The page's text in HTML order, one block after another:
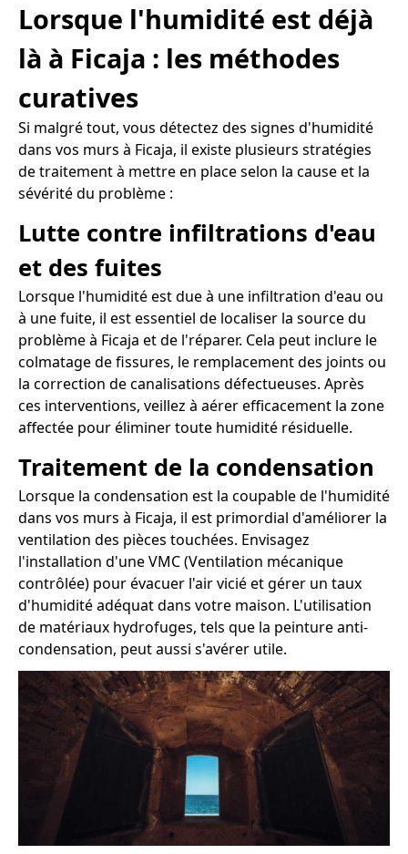
Lorsque l'humidité est déjà
là à Ficaja : les méthodes
curatives
Si malgré tout, vous détectez des signes d'humidité
dans vos murs à Ficaja, il existe plusieurs stratégies
de traitement à mettre en place selon la cause et la
sévérité du problème :
Lutte contre infiltrations d'eau
et des fuites
Lorsque l'humidité est due à une infiltration d'eau ou
à une fuite, il est essentiel de localiser la source du
problème à Ficaja et de l'réparer. Cela peut inclure le
colmatage de fissures, le remplacement des joints ou
la correction de canalisations défectueuses. Après
ces interventions, veillez à aérer efficacement la zone
affectée pour éliminer toute humidité résiduelle.
Traitement de la condensation
Lorsque la condensation est la coupable de l'humidité
dans vos murs à Ficaja, il est primordial d'améliorer la
ventilation des pièces touchées. Envisagez
l'installation d'une VMC (Ventilation mécanique
contrôlée) pour évacuer l'air vicié et gérer un taux
d'humidité adéquat dans votre maison. L'utilisation
de matériaux hydrofuges, tels que la peinture anti-
condensation, peut aussi s'avérer utile.